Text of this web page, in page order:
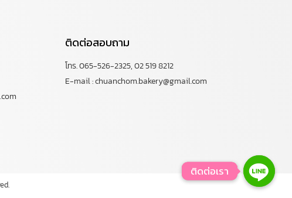
ติดต่อสอบถาม
โทร. 065-526-2325, 02 519 8212
E-mail : chuanchom.bakery@gmail.com
ติดต่อเรา
ติดต่อเรา